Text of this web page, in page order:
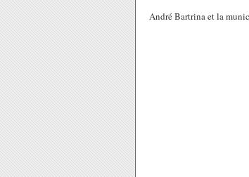
André Bartrina et la